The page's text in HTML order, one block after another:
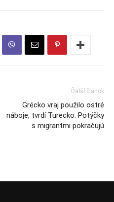
Ďalší článok
Grécko vraj použilo ostré
náboje, tvrdí Turecko. Potýčky
s migrantmi pokračujú